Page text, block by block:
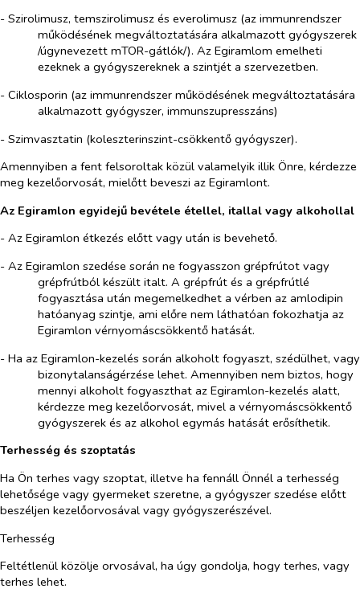
- Szirolimusz, temszirolimusz és everolimusz (az immunrendszer
működésének megváltoztatására alkalmazott gyógyszerek
/úgynevezett mTOR-gátlók/). Az Egiramlom emelheti
ezeknek a gyógyszereknek a szintjét a szervezetben.
- Ciklosporin (az immunrendszer működésének megváltoztatására
alkalmazott gyógyszer, immunszupresszáns)
- Szimvasztatin (koleszterinszint-csökkentő gyógyszer).
Amennyiben a fent felsoroltak közül valamelyik illik Önre, kérdezze
meg kezelőorvosát, mielőtt beveszi az Egiramlont.
Az Egiramlon egyidejű bevétele étellel, itallal vagy alkohollal
- Az Egiramlon étkezés előtt vagy után is bevehető.
- Az Egiramlon szedése során ne fogyasszon grépfrútot vagy
grépfrútból készült italt. A grépfrút és a grépfrútlé
fogyasztása után megemelkedhet a vérben az amlodipin
hatóanyag szintje, ami előre nem láthatóan fokozhatja az
Egiramlon vérnyomáscsökkentő hatását.
- Ha az Egiramlon-kezelés során alkoholt fogyaszt, szédülhet, vagy
bizonytalanságérzése lehet. Amennyiben nem biztos, hogy
mennyi alkoholt fogyaszthat az Egiramlon-kezelés alatt,
kérdezze meg kezelőorvosát, mivel a vérnyomáscsökkentő
gyógyszerek és az alkohol egymás hatását erősíthetik.
Terhesség és szoptatás
Ha Ön terhes vagy szoptat, illetve ha fennáll Önnél a terhesség
lehetősége vagy gyermeket szeretne, a gyógyszer szedése előtt
beszéljen kezelőorvosával vagy gyógyszerészével.
Terhesség
Feltétlenül közölje orvosával, ha úgy gondolja, hogy terhes, vagy
terhes lehet.